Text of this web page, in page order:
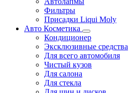
Фильтры
Присадки Liqui Moly
Авто Косметика
Кондиционер
Эксклюзивные средства
Для всего автомобиля
Чистый кузов
Для салона
Для стекла